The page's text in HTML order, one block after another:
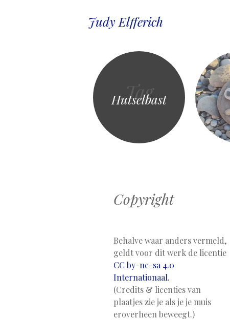
Judy Elfferich
Tag
Hutselbast
Copyright
Behalve waar anders vermeld,
geldt voor dit werk de licentie
CC by-nc-sa 4.0
Internationaal.
(Credits & licenties van
plaatjes zie je als je je muis
eroverheen beweegt.)